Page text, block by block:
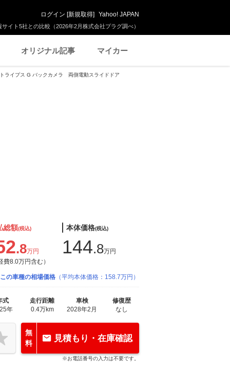
イト5社との比較（2026年2月株式会社プラグ調べ）
ログイン [新規取得] Yahoo! JAPAN
オリジナル記事 マイカー
ライプス G バックカメラ 両側電動スライドドア
総額(税込)
.8万円
費8.0万円含む）
本体価格(税込)
144.8万円
この車種の相場価格 （平均本体価格：158.7万円）
式
年
走行距離
0.4万km
車検
2028年2月
修復歴
なし
無
料
見積もり・在庫確認
※お電話番号の入力は不要です。